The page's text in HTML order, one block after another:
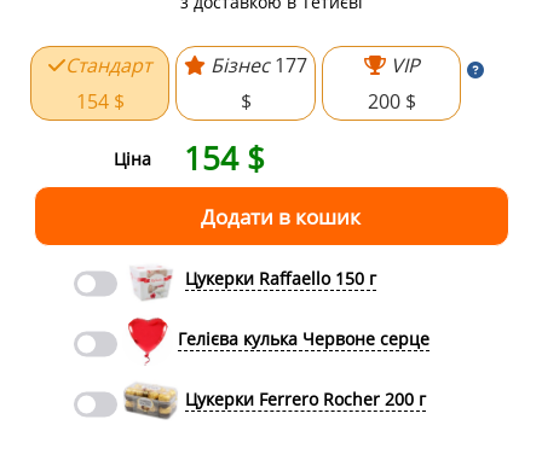
Стандарт
154 $
Бізнес 177
$
VIP
200 $
Ціна 154$
Цукерки Raffaello 150 г
Гелієва кулька Червоне серце
Цукерки Ferrero Rocher 200 г